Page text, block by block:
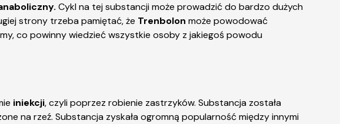
Cykl na tej substancji może prowadzić do bardzo dużych
strony trzeba pamiętać, że Trenbolon może powodować
co powinny wiedzieć wszystkie osoby z jakiegoś powodu
iniekcji, czyli poprzez robienie zastrzyków. Substancja została
na rzeź. Substancja zyskała ogromną popularność między innymi